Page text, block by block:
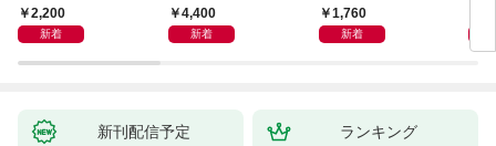
い子」サポートＢＯＯ
Ｋ 偏食・少食のお悩
2,200
新着
4,400
新着
物語1,760
新着
新刊配信予定 ランキング